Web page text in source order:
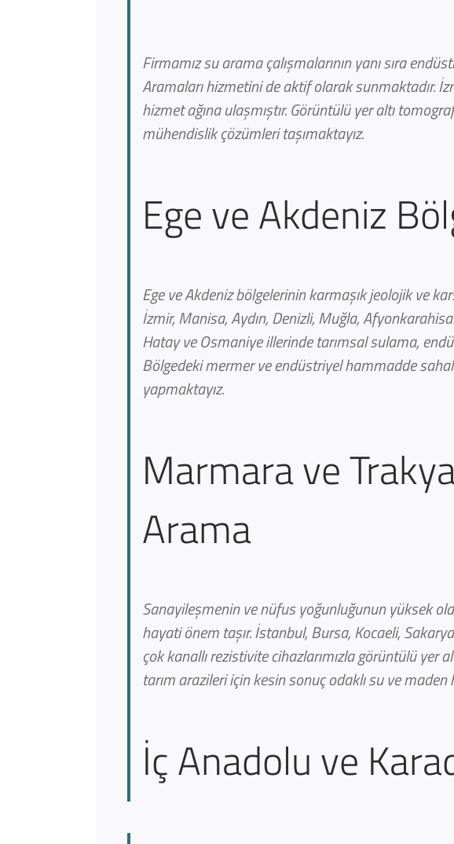
Firmamız su arama çalışmalarının yanı sıra
Aramaları hizmetini de aktif olarak sunmaktadır.
hizmet ağına ulaşmıştır. Görüntülü yer altı
mühendislik çözümleri taşımaktayız.
Ege ve Akdeniz
Ege ve Akdeniz bölgelerinin karmaşık jeolojik ve
İzmir, Manisa, Aydın, Denizli, Muğla,
Hatay ve Osmaniye illerinde tarımsal sulama,
Bölgedeki mermer ve endüstriyel hammadde
yapmaktayız.
Marmara ve
Arama
Sanayileşmenin ve nüfus yoğunluğunun yüksek
hayati önem taşır. İstanbul, Bursa, Kocaeli,
çok kanallı rezistivite cihazlarımızla görüntülü
tarım arazileri için kesin sonuç odaklı su ve
İç Anadolu ve